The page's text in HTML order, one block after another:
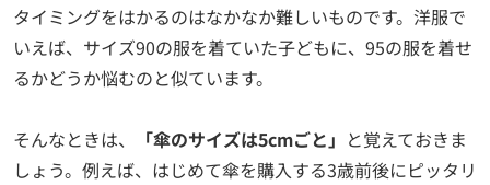
タイミングをはかるのはなかなか難しいものです。洋服で
いえば、サイズ90の服を着ていた子どもに、95の服を着せ
るかどうか悩むのと似ています。
そんなときは、 「傘のサイズは5cmごと」 と覚えておきま
しょう。例えば、はじめて傘を購入する3歳前後にピッタリ